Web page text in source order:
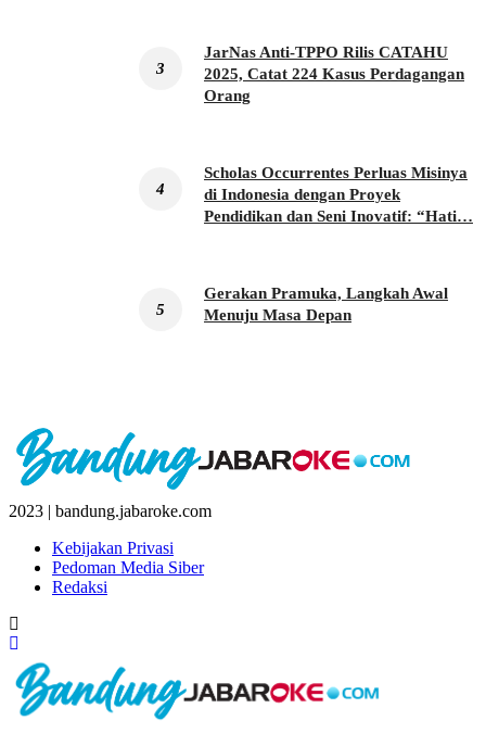
JarNas Anti-TPPO Rilis CATAHU
2025, Catat 224 Kasus Perdagangan
Orang
Scholas Occurrentes Perluas Misinya
di Indonesia dengan Proyek
Pendidikan dan Seni Inovatif: “Hati…
Gerakan Pramuka, Langkah Awal
Menuju Masa Depan
2023 | bandung.jabaroke.com
Kebijakan Privasi
Pedoman Media Siber
Redaksi